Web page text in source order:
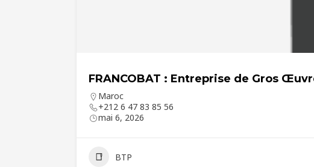
FRANCOBAT : Entreprise de Gros
Maroc
+212 6 47 83 85 56
mai 6, 2026
BTP